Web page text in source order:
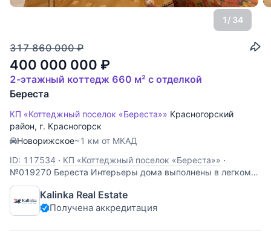
1/ 34
317 860 000 ₽
400 000 000 ₽
2-этажный коттедж 660 м² с отделкой
Береста
КП «Коттеджный поселок «Береста»» Красногорский
район, г. Красногорск
Новорижское~1 км от МКАД
ID: 117534 · КП «Коттеджный поселок «Береста»» ·
№019270 Береста Интерьеры дома выполнены в легком
классическом стиле. В отделке использовались мрамор,
гранит, художественная штукатурка, мозаика, позолота,
художественный паркет из дуба и карельской березы,
Kalinka Real Estate
Получена аккредитация